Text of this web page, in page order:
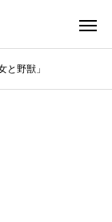
と野獣」